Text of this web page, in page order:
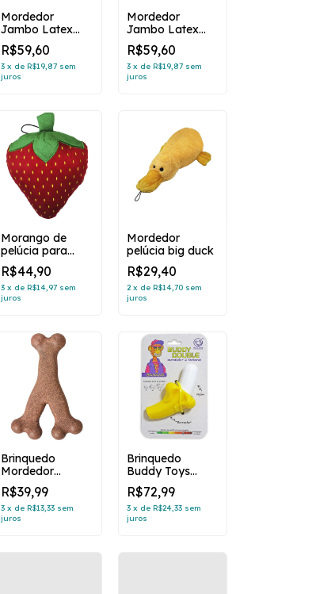
Mordedor
Jambo Latex
Pirata pq
R$59,60
3 x deR$19,87 sem
juros
Mordedor
Jambo Latex
Top Ave Branca
R$59,60
3 x de R$19,87 sem
juros
Morango de
pelúcia para
cachorro com
som
R$44,90
3 x deR$14,97 sem
juros
Mordedor
pelúcia big duck
R$29,40
2 x de R$14,70 sem
juros
Brinquedo
Mordedor
Wishbone bacon
grande
R$39,99
3 x deR$13,33 sem
juros
Brinquedo
Buddy Toys
Banana Double
2 Texturas
R$72,99
3 x de R$24,33 sem
juros